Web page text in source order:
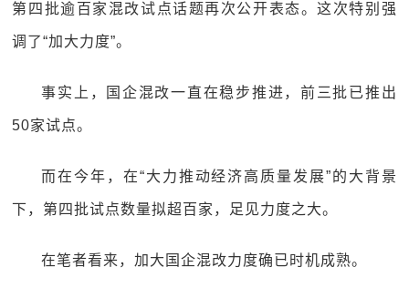
第四批逾百家混改试点话题再次公开表态。这次特别强
调了“加大力度”。
事实上，国企混改一直在稳步推进，前三批已推出
50家试点。
而在今年，在“大力推动经济高质量发展”的大背景
下，第四批试点数量拟超百家，足见力度之大。
在笔者看来，加大国企混改力度确已时机成熟。